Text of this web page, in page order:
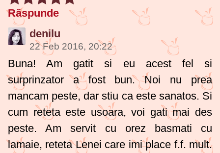
Răspunde
denilu
22 Feb 2016, 20:22
Buna! Am gatit si eu acest fel si
surprinzator a fost bun. Noi nu prea
mancam peste, dar stiu ca este sanatos. Si
cum reteta este usoara, voi gati mai des
peste. Am servit cu orez basmati cu
lamaie, reteta Lenei care imi place f.f. mult.